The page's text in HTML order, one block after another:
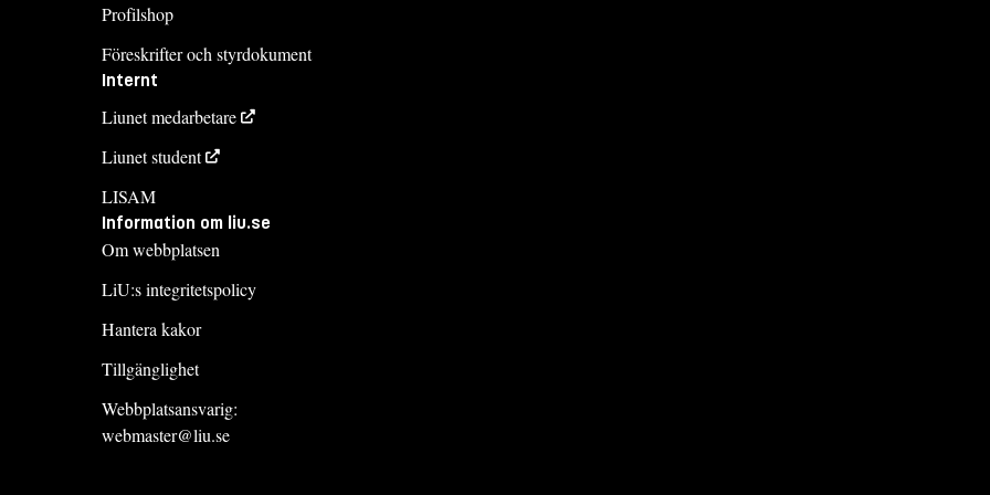
Profilshop
Föreskrifter och styrdokument
Internt
Liunet medarbetare
Liunet student
LISAM
Information om liu.se
Om webbplatsen
LiU:s integritetspolicy
Hantera kakor
Tillgänglighet
Webbplatsansvarig:
webmaster@liu.se